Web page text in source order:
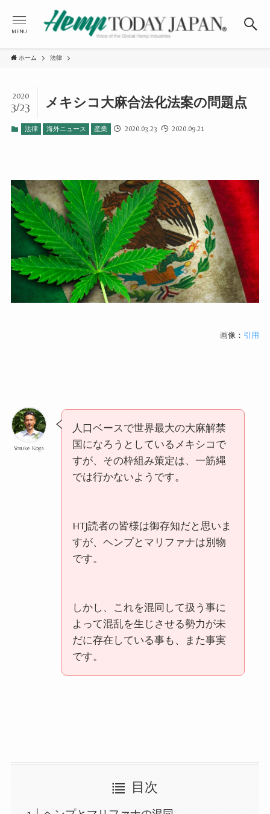
MENU
ホーム 法律
メキシコ大麻合法化法案の問題点
2020
3/23
法律 海外ニュース 産業 2020.03.23 2020.09.21
画像： 引用
Yosuke Koga
人口ベースで世界最大の大麻解禁
国になろうとしているメキシコで
すが、その枠組み策定は、一筋縄
では行かないようです。
HTJ読者の皆様は御存知だと思いま
すが、ヘンプとマリファナは別物
です。
しかし、これを混同して扱う事に
よって混乱を生じさせる勢力が未
だに存在している事も、また事実
です。
目次